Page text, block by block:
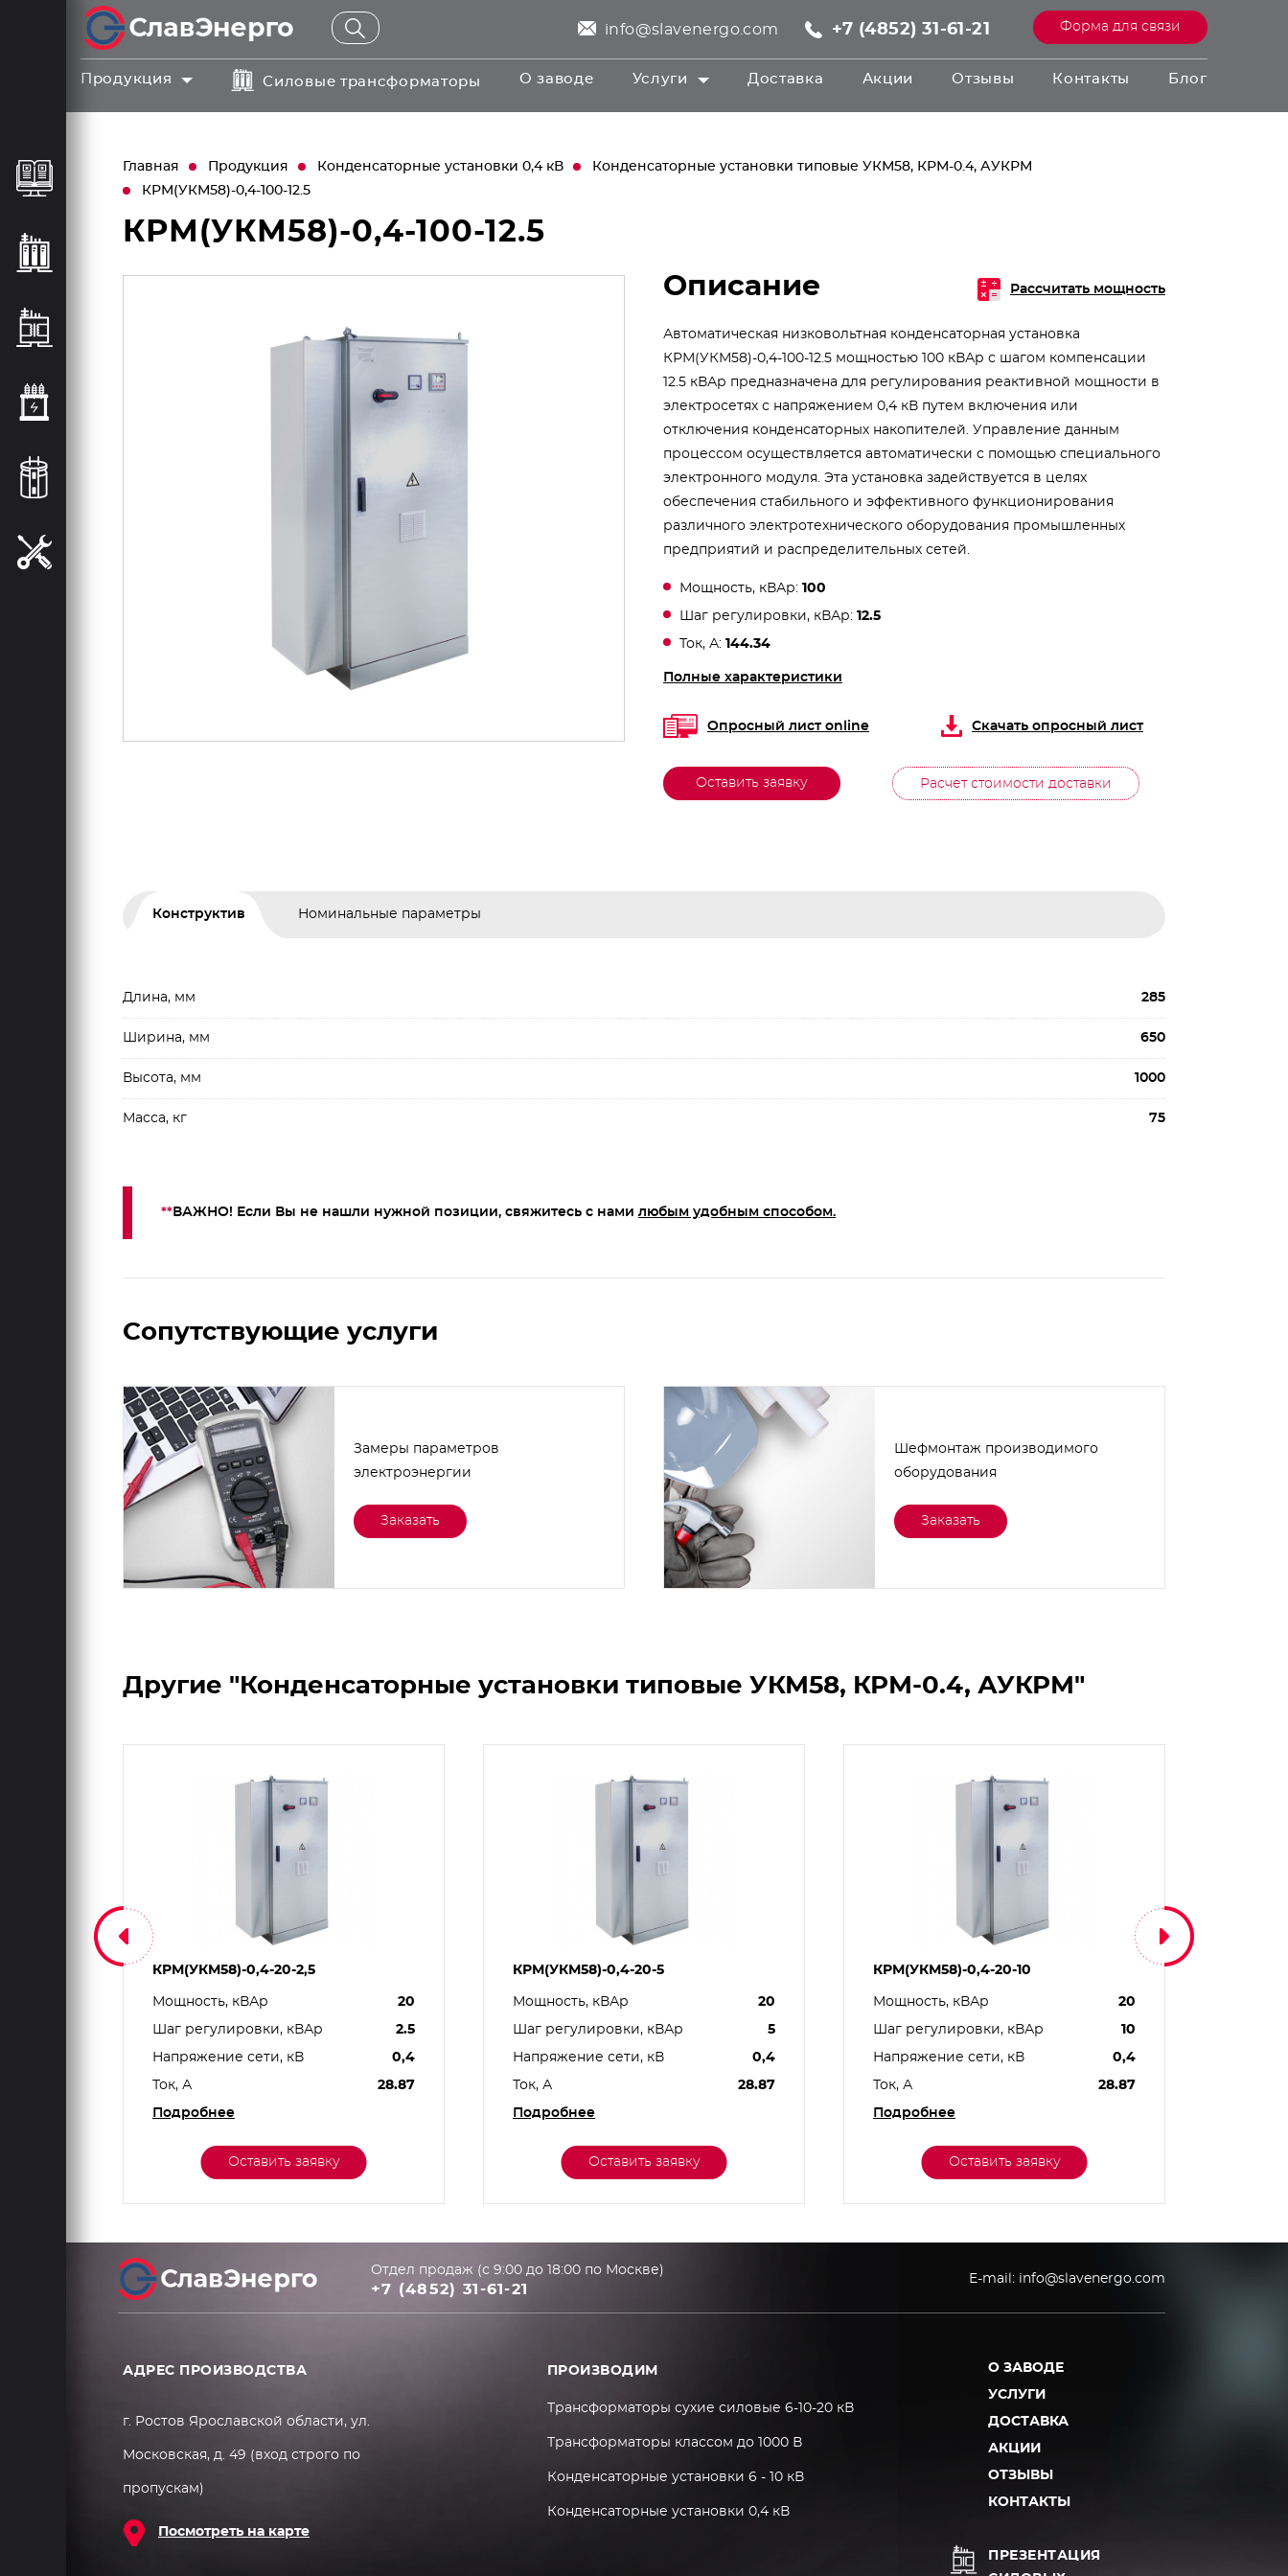
Форма для связи
info@slavenergo.com +7 (4852) 31-61-21
Продукция Силовые трансформаторы О заводе Услуги Доставка Акции Отзывы Контакты Блог
Главная Продукция Конденсаторные установки 0,4 кВ
Конденсаторные установки типовые УКМ58, КРМ-0.4, АУКРМ
КРМ(УКМ58)-0,4-100-12.5
КРМ(УКМ58)-0,4-100-12.5
Описание Рассчитать мощность
Автоматическая низковольтная конденсаторная установка
КРМ(УКМ58)-0,4-100-12.5 мощностью 100 кВАр с шагом компенсации
12.5 кВАр предназначена для регулирования реактивной мощности в
электросетях с напряжением 0,4 кВ путем включения или
отключения конденсаторных накопителей. Управление данным
процессом осуществляется автоматически с помощью специального
электронного модуля. Эта установка задействуется в целях
обеспечения стабильного и эффективного функционирования
различного электротехнического оборудования промышленных
предприятий и распределительных сетей.
Мощность, кВАр: 100
Шаг регулировки, кВАр: 12.5
Ток, А: 144.34
Полные характеристики
Опросный лист online Скачать опросный лист
Оставить заявку Расчет стоимости доставки
Конструктив Номинальные параметры
Длина, мм 285
Ширина, мм 650
Высота, мм 1000
Масса, кг 75
** ВАЖНО! Если Вы не нашли нужной позиции, свяжитесь с нами любым удобным способом.
Сопутствующие услуги
Замеры параметров
электроэнергии
Заказать
Шефмонтаж производимого
оборудования
Заказать
Другие "Конденсаторные установки типовые УКМ58, КРМ-0.4, АУКРМ"
КРМ(УКМ58)-0,4-20-2,5
Мощность, кВАр 20
Шаг регулировки, кВАр 2.5
Напряжение сети, кВ 0,4
Ток, А 28.87
Подробнее
Оставить заявку
КРМ(УКМ58)-0,4-20-5
Мощность, кВАр 20
Шаг регулировки, кВАр 5
Напряжение сети, кВ 0,4
Ток, А 28.87
Подробнее
Оставить заявку
КРМ(УКМ58)-0,4-20-10
Мощность, кВАр 20
Шаг регулировки, кВАр 10
Напряжение сети, кВ 0,4
Ток, А 28.87
Подробнее
Оставить заявку
АДРЕС ПРОИЗВОДСТВА
г. Ростов Ярославской области, ул.
Московская, д. 49 (вход строго по
пропускам)
Посмотреть на карте
Отдел продаж (с 9:00 до 18:00 по Москве)
+7 (4852) 31-61-21
E-mail: info@slavenergo.com
О ЗАВОДЕ
УСЛУГИ
ДОСТАВКА
АКЦИИ
ОТЗЫВЫ
КОНТАКТЫ
ПРОИЗВОДИМ
Трансформаторы сухие силовые 6-10-20 кВ
Трансформаторы классом до 1000 В
Конденсаторные установки 6 - 10 кВ
Конденсаторные установки 0,4 кВ
ПРЕЗЕНТАЦИЯ